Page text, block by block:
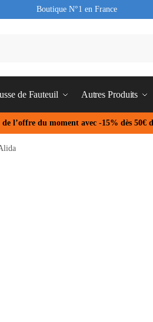
Boutique N°1 en France
de Fauteuil Autres Produits
l’offre du moment avec -15% dès 50€